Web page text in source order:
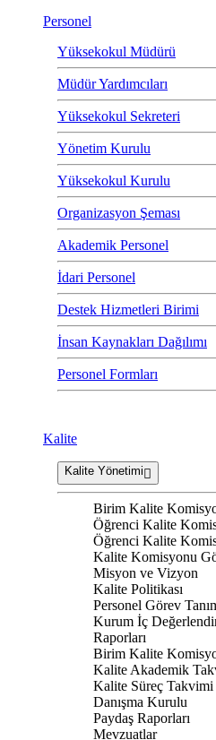
Personel
Yüksekokul Müdürü
Müdür Yardımcıları
Yüksekokul Sekreteri
Yönetim Kurulu
Yüksekokul Kurulu
Organizasyon Şeması
Akademik Personel
İdari Personel
Destek Hizmetleri Birimi
İnsan Kaynakları Dağılımı
Personel Formları
Kalite
Kalite Yönetimi
Birim Kalite
Öğrenci Kalite
Öğrenci Kalite
Kalite Komisyonu
Misyon ve Vizyon
Kalite Politikası
Personel Görev
Kurum İç
Raporları
Birim Kalite
Kalite Akademik
Kalite Süreç Takvimi
Danışma Kurulu
Paydaş Raporları
Mevzuatlar